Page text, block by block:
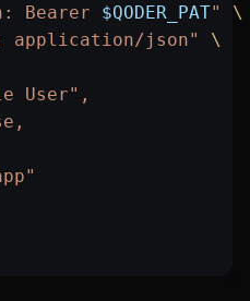
Bearer $QODER_PAT"
\
application/json"
\
User",